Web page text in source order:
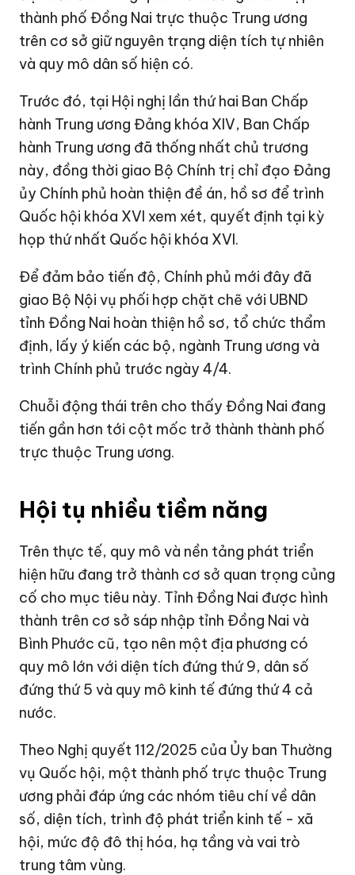
thành phố Đồng Nai trực thuộc Trung ương
trên cơ sở giữ nguyên trạng diện tích tự nhiên
và quy mô dân số hiện có.
Trước đó, tại Hội nghị lần thứ hai Ban Chấp
hành Trung ương Đảng khóa XIV, Ban Chấp
hành Trung ương đã thống nhất chủ trương
này, đồng thời giao Bộ Chính trị chỉ đạo Đảng
ủy Chính phủ hoàn thiện đề án, hồ sơ để trình
Quốc hội khóa XVI xem xét, quyết định tại kỳ
họp thứ nhất Quốc hội khóa XVI.
Để đảm bảo tiến độ, Chính phủ mới đây đã
giao Bộ Nội vụ phối hợp chặt chẽ với UBND
tỉnh Đồng Nai hoàn thiện hồ sơ, tổ chức thẩm
định, lấy ý kiến các bộ, ngành Trung ương và
trình Chính phủ trước ngày 4/4.
Chuỗi động thái trên cho thấy Đồng Nai đang
tiến gần hơn tới cột mốc trở thành thành phố
trực thuộc Trung ương.
Hội tụ nhiều tiềm năng
Trên thực tế, quy mô và nền tảng phát triển
hiện hữu đang trở thành cơ sở quan trọng củng
cố cho mục tiêu này. Tỉnh Đồng Nai được hình
thành trên cơ sở sáp nhập tỉnh Đồng Nai và
Bình Phước cũ, tạo nên một địa phương có
quy mô lớn với diện tích đứng thứ 9, dân số
đứng thứ 5 và quy mô kinh tế đứng thứ 4 cả
nước.
Theo Nghị quyết 112/2025 của Ủy ban Thường
vụ Quốc hội, một thành phố trực thuộc Trung
ương phải đáp ứng các nhóm tiêu chí về dân
số, diện tích, trình độ phát triển kinh tế - xã
hội, mức độ đô thị hóa, hạ tầng và vai trò
trung tâm vùng.